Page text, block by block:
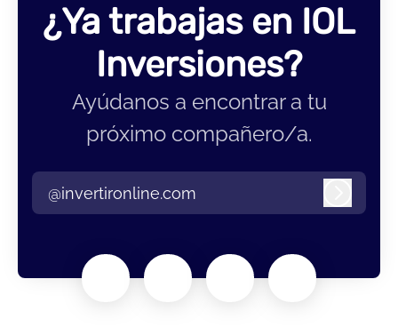
¿Ya trabajas en IOL
Inversiones?
Ayúdanos a encontrar a tu
próximo compañero/a.
@invertironline.com